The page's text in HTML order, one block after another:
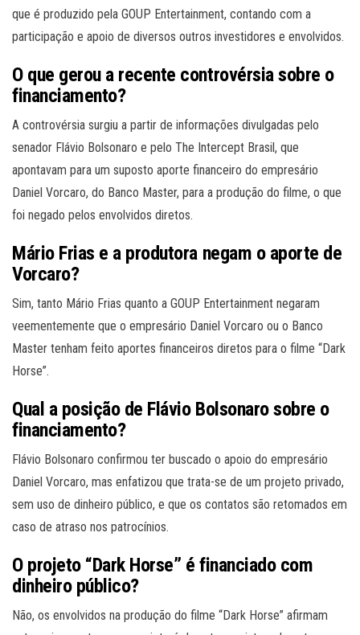
que é produzido pela GOUP Entertainment, contando com a
participação e apoio de diversos outros investidores e envolvidos.
O que gerou a recente controvérsia sobre o
financiamento?
A controvérsia surgiu a partir de informações divulgadas pelo
senador Flávio Bolsonaro e pelo The Intercept Brasil, que
apontavam para um suposto aporte financeiro do empresário
Daniel Vorcaro, do Banco Master, para a produção do filme, o que
foi negado pelos envolvidos diretos.
Mário Frias e a produtora negam o aporte de
Vorcaro?
Sim, tanto Mário Frias quanto a GOUP Entertainment negaram
veementemente que o empresário Daniel Vorcaro ou o Banco
Master tenham feito aportes financeiros diretos para o filme “Dark
Horse”.
Qual a posição de Flávio Bolsonaro sobre o
financiamento?
Flávio Bolsonaro confirmou ter buscado o apoio do empresário
Daniel Vorcaro, mas enfatizou que trata-se de um projeto privado,
sem uso de dinheiro público, e que os contatos são retomados em
caso de atraso nos patrocínios.
O projeto “Dark Horse” é financiado com
dinheiro público?
Não, os envolvidos na produção do filme “Dark Horse” afirmam